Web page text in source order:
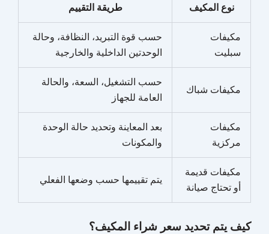
نوع المكيف طريقة التقييم
مكيفات
سبليت
حسب قوة التبريد، النظافة، وحالة
الوحدتين الداخلية والخارجية
مكيفات شباك
حسب التشغيل، السعة، والحالة
العامة للجهاز
مكيفات
مركزية
بعد المعاينة وتحديد حالة الوحدة
والمكونات
مكيفات قديمة
أو تحتاج صيانة
يتم تقييمها حسب وضعها الفعلي
كيف يتم تحديد سعر شراء المكيف؟